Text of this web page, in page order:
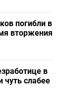
погибли в
вторжения
в
слабее